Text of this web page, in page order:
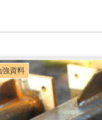
強資料